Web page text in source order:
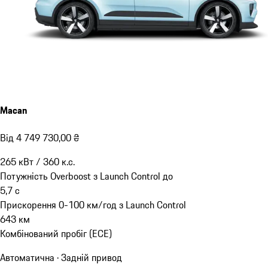
Macan
Від 4 749 730,00 ₴
265 кВт/ 360 к.с.
Потужність Overboost з Launch Control до
5,7с
Прискорення 0-100 км/год з Launch Control
643 км
Комбінований пробіг (ECE)
Автоматична · Задній привод